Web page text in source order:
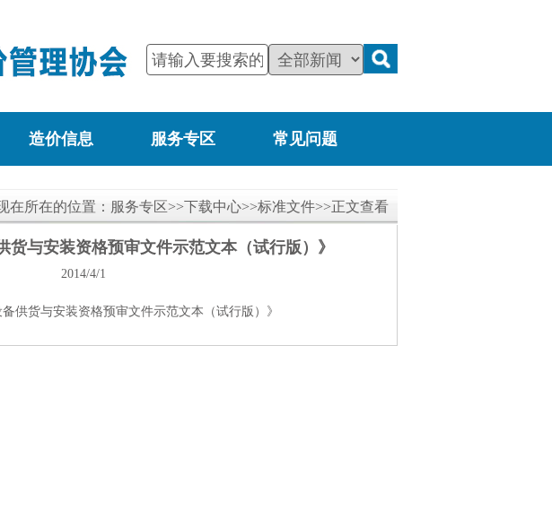
造价信息 服务专区 常见问题
在所在的位置： 服务专区>>下载中心>>标准文件>>正文查看
货与安装资格预审文件示范文本（试行版）》
2014/4/1
备供货与安装资格预审文件示范文本（试行版）》